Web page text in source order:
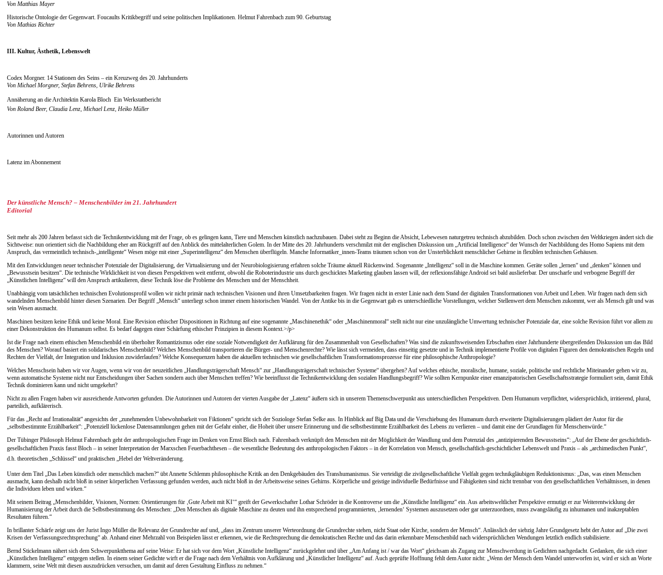
Von Matthias Mayer
Historische Ontologie der Gegenwart. Foucaults Kritikbegriff und seine politischen Implikationen. Helmut Fahrenbach zum 90. Geburtstag
Von Mathias Richter
III. Kultur, Ästhetik, Lebenswelt
Codex Morgner. 14 Stationen des Seins – ein Kreuzweg des 20. Jahrhunderts
Von Michael Morgner, Stefan Behrens, Ulrike Behrens
Annäherung an die Architektin Karola Bloch  Ein Werkstattbericht
Von Roland Beer, Claudia Lenz, Michael Lenz, Heiko Müller
Autorinnen und Autoren
Latenz im Abonnement
Der künstliche Mensch? – Menschenbilder im 21. Jahrhundert
Editorial
Seit mehr als 200 Jahren befasst sich die Technikentwicklung mit der Frage, ob es gelingen kann, Tiere und Menschen künstlich nachzubauen. Dabei steht zu Beginn die Absicht, Lebewesen naturgetreu technisch abzubilden. Doch schon zwischen den Weltkriegen ändert sich die
Sichtweise: nun orientiert sich die Nachbildung eher am Rückgriff auf den Anblick des mittelalterlichen Golem. In der Mitte des 20. Jahrhunderts verschmilzt mit der englischen Diskussion um „Artificial Intelligence“ der Wunsch der Nachbildung des Homo Sapiens mit dem
Anspruch, das vermeintlich technisch-„intelligente“ Wesen möge mit einer „Superintelligenz“ den Menschen überflügeln. Manche Informatiker_innen-Teams träumen schon von der Unsterblichkeit menschlicher Gehirne in flexiblen technischen Gehäusen.
Mit den Entwicklungen neuer technischer Potenziale der Digitalisierung, der Virtualisierung und der Neurobiologisierung erfahren solche Träume aktuell Rückenwind. Sogenannte „Intelligenz“ soll in die Maschine kommen. Geräte sollen „lernen“ und „denken“ können und
„Bewusstsein besitzen“. Die technische Wirklichkeit ist von diesen Perspektiven weit entfernt, obwohl die Roboterindustrie uns durch geschicktes Marketing glauben lassen will, der reflexionsfähige Android sei bald auslieferbar. Der unscharfe und verbogene Begriff der
„Künstlichen Intelligenz“ will den Anspruch artikulieren, diese Technik löse die Probleme des Menschen und der Menschheit.
Unabhängig vom tatsächlichen technischen Evolutionsprofil wollen wir nicht primär nach technischen Visionen und ihren Umsetzbarkeiten fragen. Wir fragen nicht in erster Linie nach dem Stand der digitalen Transformationen von Arbeit und Leben. Wir fragen nach dem sich
wandelnden Menschenbild hinter diesen Szenarien. Der Begriff „Mensch“ unterliegt schon immer einem historischen Wandel. Von der Antike bis in die Gegenwart gab es unterschiedliche Vorstellungen, welcher Stellenwert dem Menschen zukommt, wer als Mensch gilt und was
sein Wesen ausmacht.
Maschinen besitzen keine Ethik und keine Moral. Eine Revision ethischer Dispositionen in Richtung auf eine sogenannte „Maschinenethik“ oder „Maschinenmoral“ stellt nicht nur eine unzulängliche Umwertung technischer Potenziale dar, eine solche Revision führt vor allem zu
einer Dekonstruktion des Humanum selbst. Es bedarf dagegen einer Schärfung ethischer Prinzipien in diesem Kontext.>/p>
Ist die Frage nach einem ethischen Menschenbild ein überholter Romantizismus oder eine soziale Notwendigkeit der Aufklärung für den Zusammenhalt von Gesellschaften? Was sind die zukunftsweisenden Erbschaften einer Jahrhunderte übergreifenden Diskussion um das Bild
des Menschen? Worauf basiert ein solidarisches Menschenbild? Welches Menschenbild transportieren die Bürger- und Menschenrechte? Wie lässt sich vermeiden, dass einseitig gesetzte und in Technik implementierte Profile von digitalen Figuren den demokratischen Regeln und
Rechten der Vielfalt, der Integration und Inklusion zuwiderlaufen? Welche Konsequenzen haben die aktuellen technischen wie gesellschaftlichen Transformationsprozesse für eine philosophische Anthropologie?
Welches Menschsein haben wir vor Augen, wenn wir von der neuzeitlichen „Handlungsträgerschaft Mensch“ zur „Handlungsträgerschaft technischer Systeme“ übergehen? Auf welches ethische, moralische, humane, soziale, politische und rechtliche Miteinander gehen wir zu,
wenn automatische Systeme nicht nur Entscheidungen über Sachen sondern auch über Menschen treffen? Wie beeinflusst die Technikentwicklung den sozialen Handlungsbegriff? Wie sollten Kernpunkte einer emanzipatorischen Gesellschaftsstrategie formuliert sein, damit Ethik
Technik dominieren kann und nicht umgekehrt?
Nicht zu allen Fragen haben wir ausreichende Antworten gefunden. Die Autorinnen und Autoren der vierten Ausgabe der „Latenz“ äußern sich in unserem Themenschwerpunkt aus unterschiedlichen Perspektiven. Dem Humanum verpflichtet, widersprüchlich, irritierend, plural,
parteilich, aufklärerisch.
Für das „Recht auf Irrationalität“ angesichts der „zunehmenden Unbewohnbarkeit von Fiktionen“ spricht sich der Soziologe Stefan Selke aus. In Hinblick auf Big Data und die Verschiebung des Humanum durch erweiterte Digitalisierungen plädiert der Autor für die
„selbstbestimmte Erzählbarkeit“: „Potenziell lückenlose Datensammlungen gehen mit der Gefahr einher, die Hoheit über unsere Erinnerung und die selbstbestimmte Erzählbarkeit des Lebens zu verlieren – und damit eine der Grundlagen für Menschenwürde.“
Der Tübinger Philosoph Helmut Fahrenbach geht der anthropologischen Frage im Denken von Ernst Bloch nach. Fahrenbach verknüpft den Menschen mit der Möglichkeit der Wandlung und dem Potenzial des „antizipierenden Bewusstseins“: „Auf der Ebene der geschichtlich-
gesellschaftlichen Praxis fasst Bloch – in seiner Interpretation der Marxschen Feuerbachthesen – die wesentliche Bedeutung des anthropologischen Faktors – in der Korrelation von Mensch, gesellschaftlich-geschichtlicher Lebenswelt und Praxis – als „archimedischen Punkt“,
d.h. theoretischen „Schlüssel“ und praktischen „Hebel der Weltveränderung.
Unter dem Titel „Das Leben künstlich oder menschlich machen?“ übt Annette Schlemm philosophische Kritik an den Denkgebäuden des Transhumanismus. Sie verteidigt die zivilgesellschaftliche Vielfalt gegen technikgläubigen Reduktionismus: „Das, was einen Menschen
ausmacht, kann deshalb nicht bloß in seiner körperlichen Verfassung gefunden werden, auch nicht bloß in der Arbeitsweise seines Gehirns. Körperliche und geistige individuelle Bedürfnisse und Fähigkeiten sind nicht trennbar von den gesellschaftlichen Verhältnissen, in denen
die Individuen leben und wirken.“
Mit seinem Beitrag „Menschenbilder, Visionen, Normen: Orientierungen für ‚Gute Arbeit mit KI‘“ greift der Gewerkschafter Lothar Schröder in die Kontroverse um die „Künstliche Intelligenz“ ein. Aus arbeitsweltlicher Perspektive ermutigt er zur Weiterentwicklung der
Humanisierung der Arbeit durch die Selbstbestimmung des Menschen: „Den Menschen als digitale Maschine zu deuten und ihn entsprechend programmierten, ‚lernenden‘ Systemen auszusetzen oder gar unterzuordnen, muss zwangsläufig zu inhumanen und inakzeptablen
Resultaten führen.“
In brillanter Schärfe zeigt uns der Jurist Ingo Müller die Relevanz der Grundrechte auf und, „dass im Zentrum unserer Werteordnung die Grundrechte stehen, nicht Staat oder Kirche, sondern der Mensch“. Anlässlich der siebzig Jahre Grundgesetz hebt der Autor auf „Die zwei
Krisen der Verfassungsrechtsprechung“ ab. Anhand einer Mehrzahl von Beispielen lässt er erkennen, wie die Rechtsprechung die demokratischen Rechte und das darin erkennbare Menschenbild nach widersprüchlichen Wendungen letztlich endlich stabilisierte.
Bernd Stickelmann nähert sich dem Schwerpunktthema auf seine Weise: Er hat sich vor dem Wort „Künstliche Intelligenz“ zurückgelehnt und über „Am Anfang ist / war das Wort“ gleichsam als Zugang zur Menschwerdung in Gedichten nachgedacht. Gedanken, die sich einer
„Künstlichen Intelligenz“ entgegen stellen. In einem seiner Gedichte wirft er die Frage nach dem Verhältnis von Aufklärung und „Künstlicher Intelligenz“ auf. Auch geprüfte Hoffnung fehlt dem Autor nicht: „Wenn der Mensch dem Wandel unterworfen ist, wird er sich an Worte
klammern, seine Welt mit diesen auszudrücken versuchen, um damit auf deren Gestaltung Einfluss zu nehmen.“